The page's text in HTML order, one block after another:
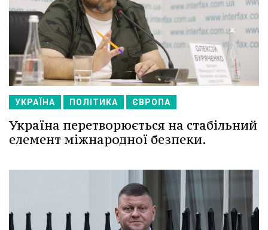
УКРАЇНА ПОЛІТИКА ЄВРОПА
Україна перетворюється на стабільний
елемент міжнародної безпеки.